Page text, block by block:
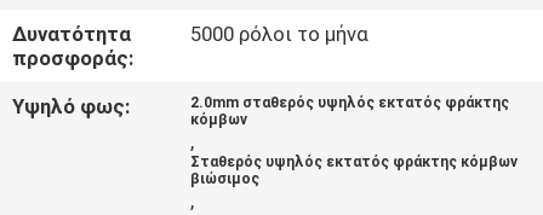
ΈΝΑ
ΑΠΌΣΠΑΣΜΑ
Δυνατότητα
προσφοράς:
5000 ρόλοι το μήνα
Υψηλό φως:
2.0mm σταθερός υψηλός εκτατός φράκτης
κόμβων
,
Σταθερός υψηλός εκτατός φράκτης κόμβων
βιώσιμος
,